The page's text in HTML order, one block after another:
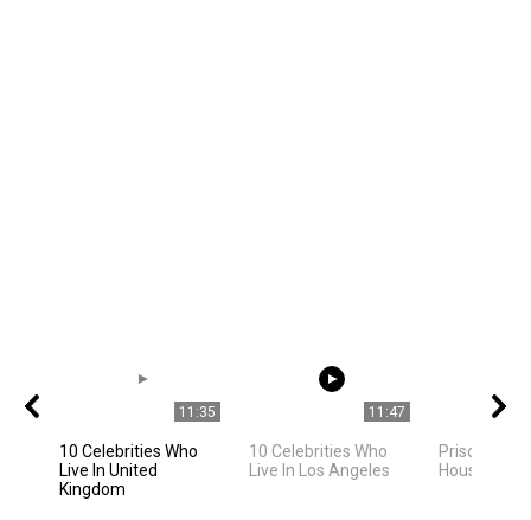
11:35
10 Celebrities Who
Live In United
Kingdom
11:47
10 Celebrities Who
Live In Los Angeles
Priscilla
House Tour